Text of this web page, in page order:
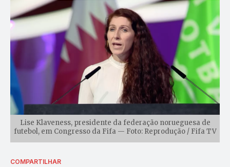
Lise Klaveness, presidente da federação norueguesa de
futebol, em Congresso da Fifa — Foto: Reprodução / Fifa TV
COMPARTILHAR